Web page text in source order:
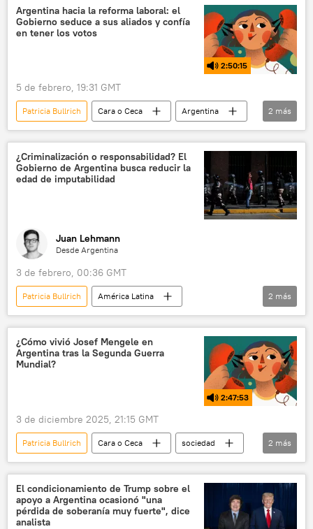
Confederación General del Trabajo (CGT)
Casa Rosada
Cámara de Diputados
Argentina hacia la reforma laboral: el
Gobierno seduce a sus aliados y confía
en tener los votos
2:50:15
5 de febrero, 19:31 GMT
Patricia Bullrich Cara o Ceca
Argentina
EEUU
Irán
2 más
¿Criminalización o responsabilidad? El
Gobierno de Argentina busca reducir la
edad de imputabilidad
Juan Lehmann
Desde Argentina
3 de febrero, 00:36 GMT
Patricia Bullrich
América Latina
Javier Milei
seguridad Argentina
2 más
¿Cómo vivió Josef Mengele en
Argentina tras la Segunda Guerra
Mundial?
2:47:53
3 de diciembre 2025, 21:15 GMT
Patricia Bullrich Cara o Ceca
sociedad
Josef Mengele
Argentina
2 más
El condicionamiento de Trump sobre el
apoyo a Argentina ocasionó "una
pérdida de soberanía muy fuerte", dice
analista